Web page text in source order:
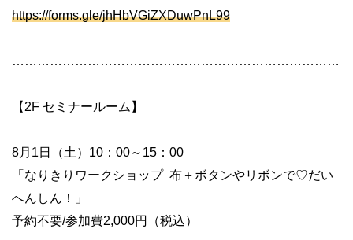
https://forms.gle/jhHbVGiZXDuwPnL99
……………………………………………………………………
【2F セミナールーム】
8月1日（土）10：00～15：00
「なりきりワークショップ 布＋ボタンやリボンで♡だい
へんしん！」
予約不要/参加費2,000円（税込）